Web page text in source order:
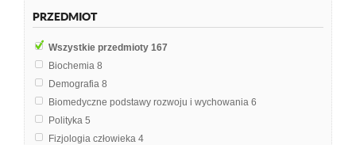
PRZEDMIOT
Wszystkie przedmioty 167
Biochemia 8
Demografia 8
Biomedyczne podstawy rozwoju i wychowania 6
Polityka 5
Fizjologia człowieka 4